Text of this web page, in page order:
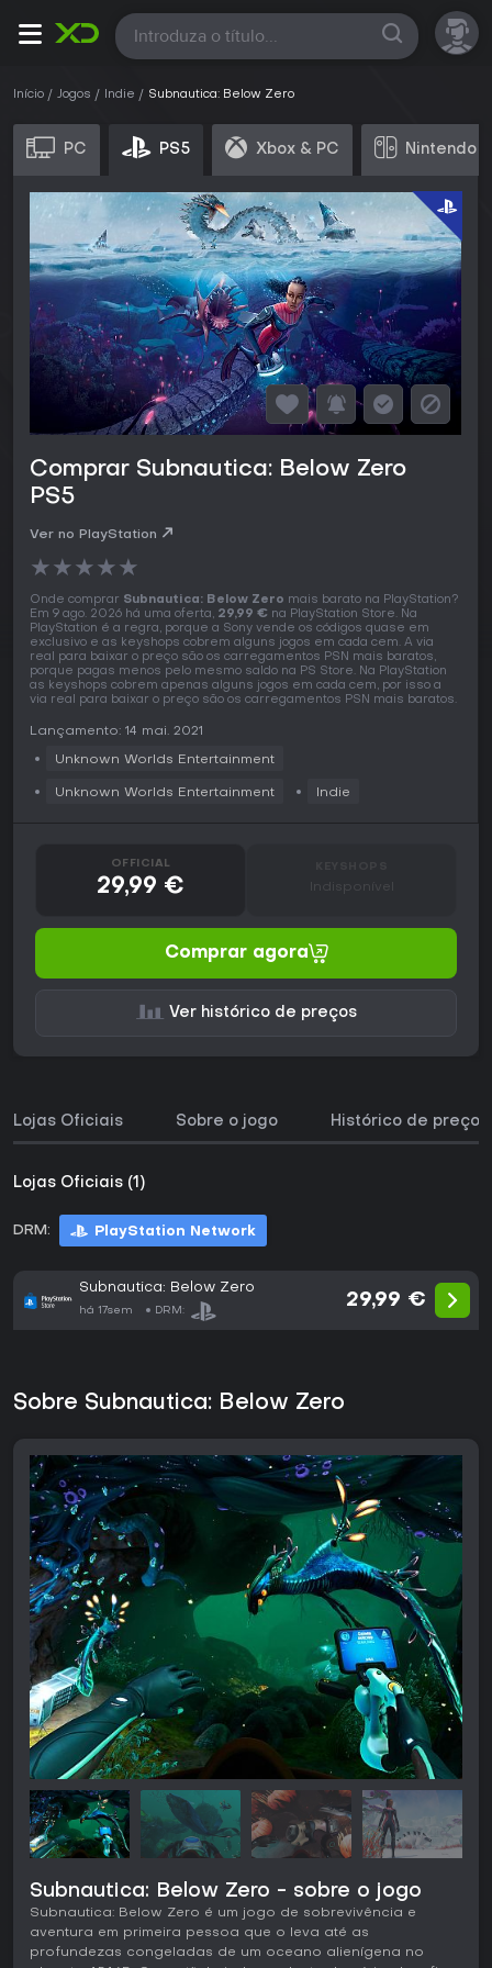
Todas
Início Jogos Indie Subnautica: Below Zero
PC PS5 Xbox & PC Nintendo
Comprar Subnautica: Below Zero
PS5
Ver no PlayStation
★★★★★
Onde comprar Subnautica: Below Zero mais barato na PlayStation?
Em 9 ago. 2026 há uma oferta, 29,99 € na PlayStation Store. Na
PlayStation é a regra, porque a Sony vende os códigos quase em
exclusivo e as keyshops cobrem alguns jogos em cada cem. A via
real para baixar o preço são os carregamentos PSN mais baratos,
porque pagas menos pelo mesmo saldo na PS Store. Na PlayStation
as keyshops cobrem apenas alguns jogos em cada cem, por isso a
via real para baixar o preço são os carregamentos PSN mais baratos.
Lançamento: 14 mai. 2021
Unknown Worlds Entertainment
Unknown Worlds Entertainment Indie
OFFICIAL
29,99 € Indisponível
Comprar agora
Ver histórico de preços
Lojas Oficiais Sobre o jogo Histórico de preços
Lojas Oficiais (1)
DRM: PlayStation Network
Subnautica: Below Zero
há 17sem DRM:
29,99 €
Sobre Subnautica: Below Zero
Subnautica: Below Zero - sobre o jogo
Subnautica: Below Zero é um jogo de sobrevivência e
aventura em primeira pessoa que o leva até as
profundezas congeladas de um oceano alienígena no